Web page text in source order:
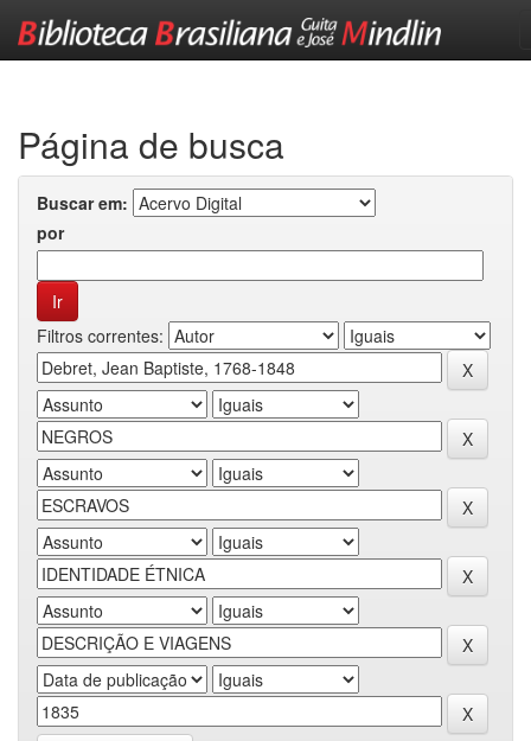
Página de busca
Buscar em:
por
Filtros correntes: